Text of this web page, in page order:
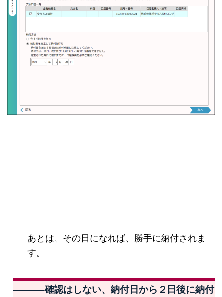
あとは、その日になれば、勝手に納付されま
す。
———-確認はしない、納付日から２日後に納付